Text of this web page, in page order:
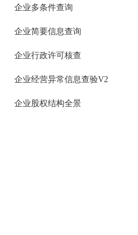
企业多条件查询
企业简要信息查询
企业行政许可核查
企业经营异常信息查验V2
企业股权结构全景